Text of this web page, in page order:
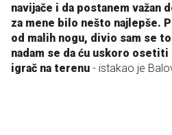
navijače i da postanem važan
za mene bilo nešto najlepše.
od malih nogu, divio sam se
nadam se da ću uskoro
igrač na terenu - istakao je